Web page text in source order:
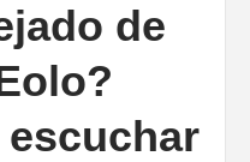
de
escuchar